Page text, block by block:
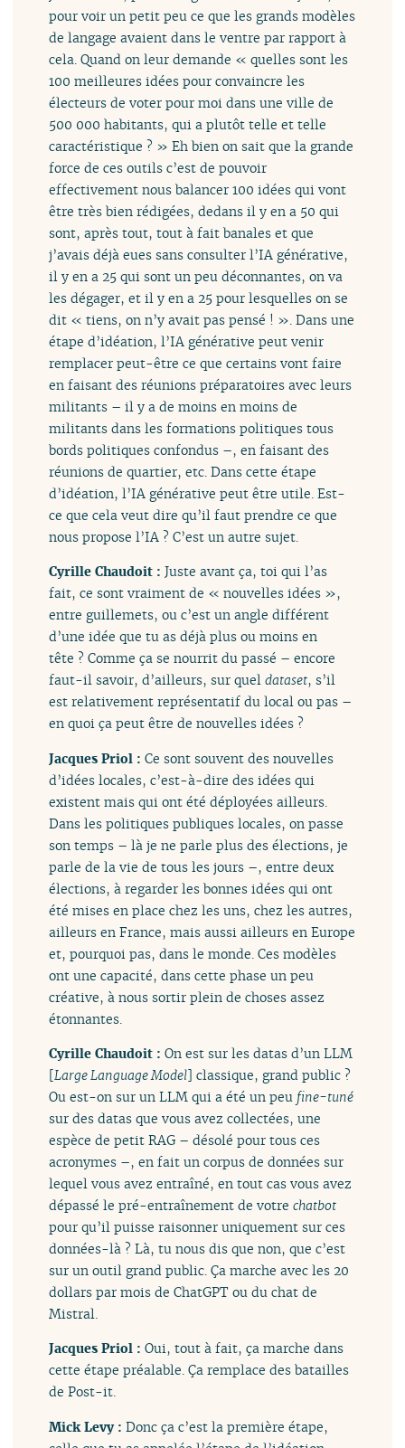
pour voir un petit peu ce que les grands modèles
de langage avaient dans le ventre par rapport à
cela. Quand on leur demande « quelles sont les
100 meilleures idées pour convaincre les
électeurs de voter pour moi dans une ville de
500 000 habitants, qui a plutôt telle et telle
caractéristique ? » Eh bien on sait que la grande
force de ces outils c’est de pouvoir
effectivement nous balancer 100 idées qui vont
être très bien rédigées, dedans il y en a 50 qui
sont, après tout, tout à fait banales et que
j’avais déjà eues sans consulter l’IA générative,
il y en a 25 qui sont un peu déconnantes, on va
les dégager, et il y en a 25 pour lesquelles on se
dit « tiens, on n’y avait pas pensé ! ». Dans une
étape d’idéation, l’IA générative peut venir
remplacer peut-être ce que certains vont faire
en faisant des réunions préparatoires avec leurs
militants – il y a de moins en moins de
militants dans les formations politiques tous
bords politiques confondus –, en faisant des
réunions de quartier, etc. Dans cette étape
d’idéation, l’IA générative peut être utile. Est-
ce que cela veut dire qu’il faut prendre ce que
nous propose l’IA ? C’est un autre sujet.
Cyrille Chaudoit :Juste avant ça, toi qui l’as
fait, ce sont vraiment de « nouvelles idées »,
entre guillemets, ou c’est un angle différent
d’une idée que tu as déjà plus ou moins en
tête ? Comme ça se nourrit du passé – encore
faut-il savoir, d’ailleurs, sur queldataset, s’il
est relativement représentatif du local ou pas –
en quoi ça peut être de nouvelles idées ?
Jacques Priol :Ce sont souvent des nouvelles
d’idées locales, c’est-à-dire des idées qui
existent mais qui ont été déployées ailleurs.
Dans les politiques publiques locales, on passe
son temps – là je ne parle plus des élections, je
parle de la vie de tous les jours –, entre deux
élections, à regarder les bonnes idées qui ont
été mises en place chez les uns, chez les autres,
ailleurs en France, mais aussi ailleurs en Europe
et, pourquoi pas, dans le monde. Ces modèles
ont une capacité, dans cette phase un peu
créative, à nous sortir plein de choses assez
étonnantes.
Cyrille Chaudoit :On est sur les datas d’un LLM
[Large Language Model] classique, grand public ?
Ou est-on sur un LLM qui a été un peu fine-tuné
sur des datas que vous avez collectées, une
espèce de petit RAG – désolé pour tous ces
acronymes –, en fait un corpus de données sur
lequel vous avez entraîné, en tout cas vous avez
dépassé le pré-entraînement de votrechatbot
pour qu’il puisse raisonner uniquement sur ces
données-là ? Là, tu nous dis que non, que c’est
sur un outil grand public. Ça marche avec les 20
dollars par mois de ChatGPT ou du chat de
Mistral.
Jacques Priol :Oui, tout à fait, ça marche dans
cette étape préalable. Ça remplace des batailles
de Post-it.
Mick Levy :Donc ça c’est la première étape,